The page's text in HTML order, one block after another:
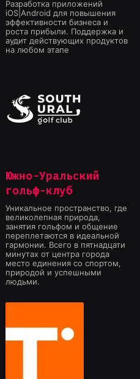
Разработка приложений
iOS|Android для повышения
эффективности бизнеса и
роста прибыли. Поддержка и
аудит действующих продуктов
на любом этапе
Южно-Уральский
гольф-клуб
Уникальное пространство, где
великолепная природа,
занятия гольфом и общение
переплетаются в идеальной
гармонии. Всего в пятнадцати
минутах от центра города
место единения со спортом,
природой и успешными
людьми.